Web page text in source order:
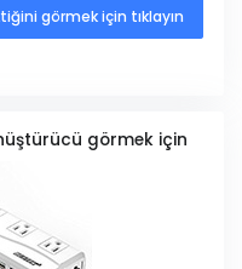
görmek için tıklayın
görmek için